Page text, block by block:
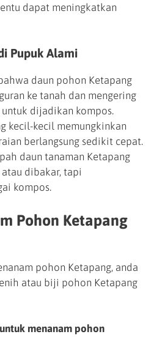
dapat meningkatkan
Pupuk Alami
daun pohon Ketapang
ke tanah dan mengering
dijadikan kompos.
kecil-kecil memungkinkan
berlangsung sedikit cepat.
daun tanaman Ketapang
dibakar, tapi
kompos.
Pohon Ketapang
pohon Ketapang, anda
atau biji pohon Ketapang
menanam pohon